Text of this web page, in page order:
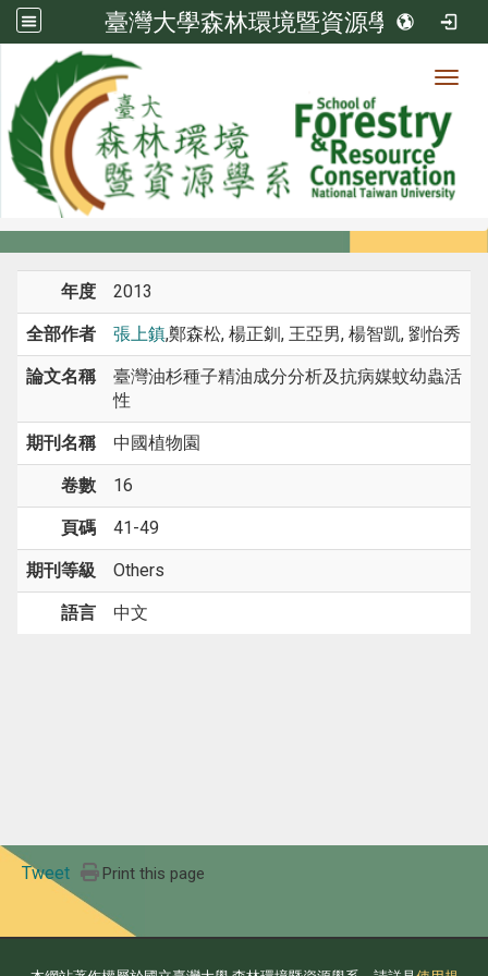
臺灣大學森林環境暨資源學系
系所成員
系所成員
年度 2013
全部作者 張上鎮,鄭森松, 楊正釧, 王亞男, 楊智凱, 劉怡秀
論文名稱
臺灣油杉種子精油成分分析及抗病媒蚊幼蟲活
性
期刊名稱 中國植物園
卷數 16
頁碼 41-49
期刊等級 Others
語言 中文
Tweet Print this page